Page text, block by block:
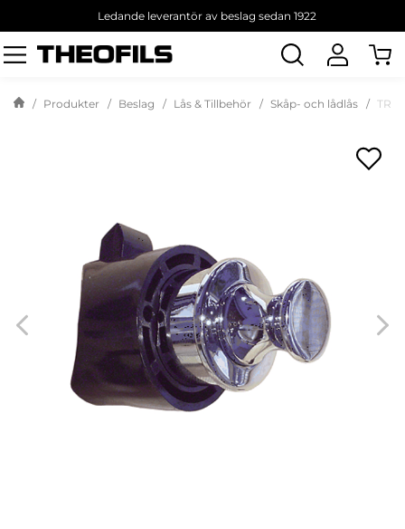
Ledande leverantör av beslag sedan 1922
Sök
produkt
Produkter Beslag Lås & Tillbehör Skåp- och lådlås